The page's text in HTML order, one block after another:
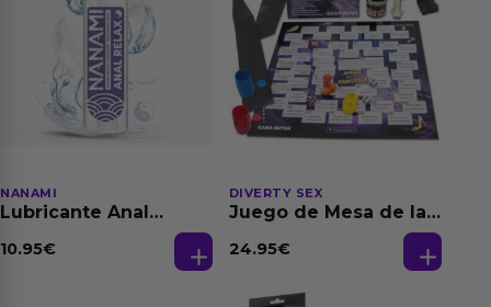
NANAMI
Lubricante Anal
Dilatación Base Agua
10.95€
DIVERTY SEX
Juego de Mesa de las
24.95€